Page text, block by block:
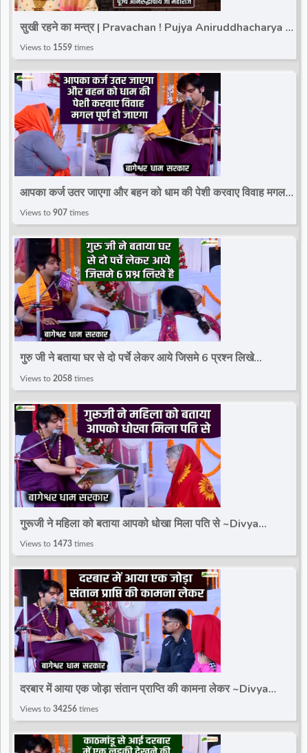
सुखी रहने का मन्त्र | Pravachan ! Pujya Aniruddhacharya Ji
Maharaj
Views to 1559 times
आपका कर्ज उतर जाएगा और बहन को धाम की पेशी करवाए विवाह मगल
पूर्ण हो जाएगा~Divya Darbar~Bageshwar Dham
Views to 907 times
गुरु जी ने बताया घर से दो पर्चे लेकर आये जिसमे 6 प्रश्न लिखे
है~Divya Darbar~Bageshwar Dham Sarkar
Views to 2058 times
गुरूजी ने महिला को बताया आपको धोखा मिला पति से ~Divya
Darbar~Bageshwar Dham Sarkar
Views to 1473 times
दरबार में आया एक जोड़ा संतान प्राप्ति की कामना लेकर ~Divya
Darbar~Bageshwar Dham Sarkar
Views to 34256 times